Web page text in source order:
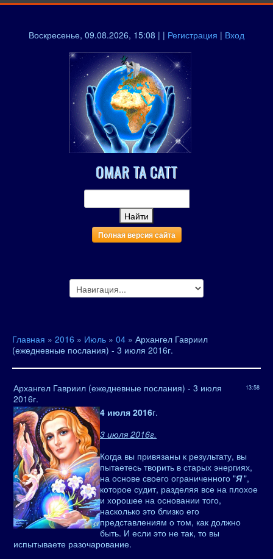
Воскресенье, 09.08.2026, 15:08 | | Регистрация | Вход
OMAR TA CATT
Полная версия сайта
Главная » 2016 » Июль » 04 » Архангел Гавриил
(ежедневные послания) - 3 июля 2016г.
13:58
Архангел Гавриил (ежедневные послания) - 3 июля
2016г.
4 июля 2016г.
3 июля 2016г.
Когда вы привязаны к результату, вы
пытаетесь творить в старых энергиях,
на основе своего ограниченного "Я",
которое судит, разделяя все на плохое
и хорошее на основании того,
насколько это близко его
представлениям о том, как должно
быть. И если это не так, то вы
испытываете разочарование.